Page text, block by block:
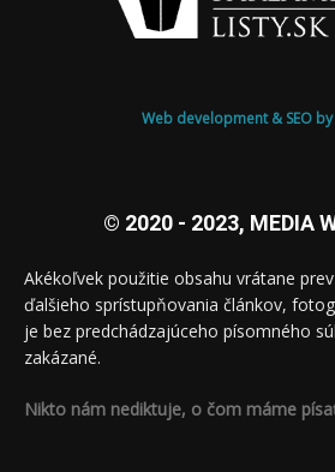
Web development & SEO by
© 2020 - 2023, MEDIA
Akékoľvek použitie obsahu vrátane
ďalšieho sprístupňovania článkov,
je bez predchádzajúceho písomného
zakázané.
Nikto nám nediktuje, o čom máme